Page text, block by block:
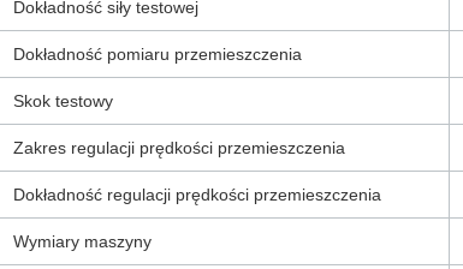
Dokładność siły testowej
Dokładność pomiaru przemieszczenia
Skok testowy
Zakres regulacji prędkości przemieszczenia
Dokładność regulacji prędkości przemieszczenia
Wymiary maszyny